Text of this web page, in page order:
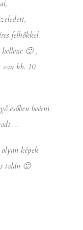
felhőkkel.
🙂 ,
van kb. 10
esőben beérni
képek
talán 🙂